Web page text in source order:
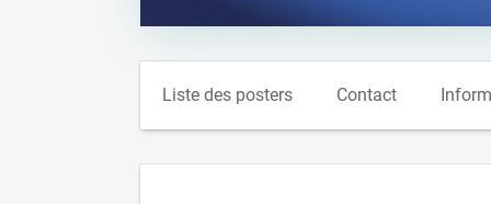
Liste des posters Contact